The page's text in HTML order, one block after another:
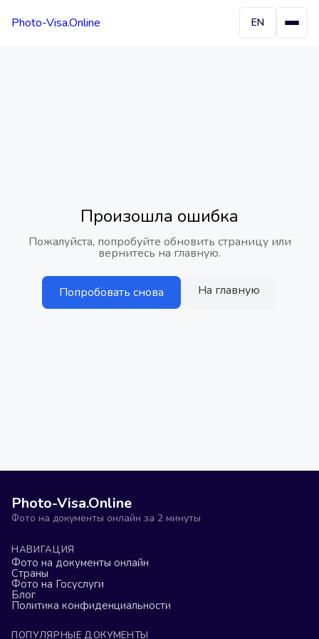
Photo-Visa.Online EN
Произошла ошибка
Пожалуйста, попробуйте обновить страницу или
вернитесь на главную.
Попробовать снова На главную
Photo-Visa.Online
Фото на документы онлайн за 2 минуты
НАВИГАЦИЯ
Фото на документы онлайн
Страны
Фото на Госуслуги
Блог
Политика конфиденциальности
ПОПУЛЯРНЫЕ ДОКУМЕНТЫ